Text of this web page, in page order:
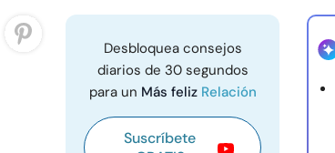
Desbloquea consejos
diarios de 30 segundos
para un Más feliz Relación
Suscríbete